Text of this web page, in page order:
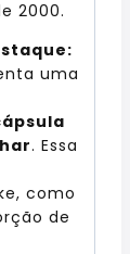
2000.
uma
. Essa
como
de